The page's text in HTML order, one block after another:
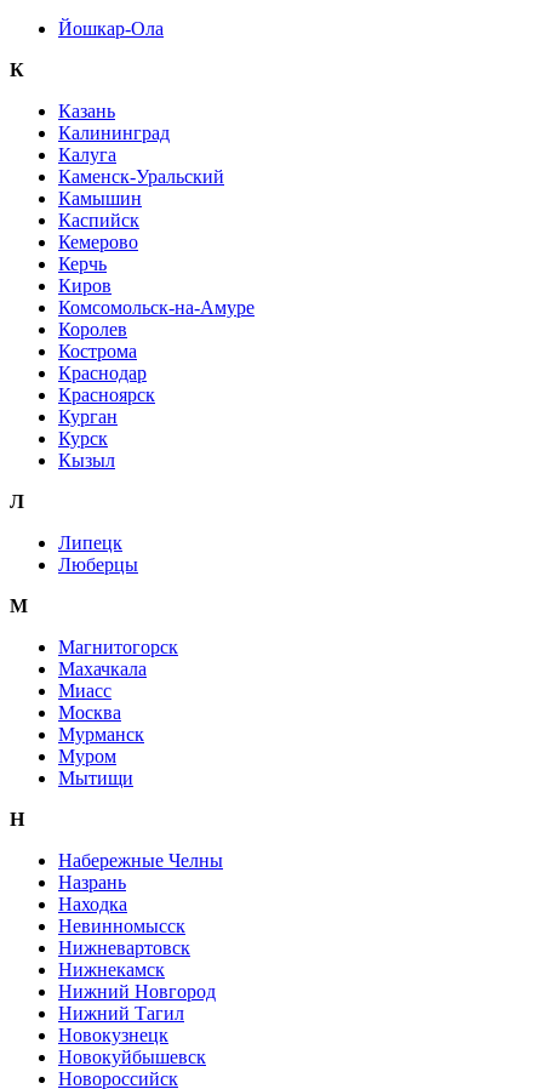
Йошкар-Ола
К
Казань
Калининград
Калуга
Каменск-Уральский
Камышин
Каспийск
Кемерово
Керчь
Киров
Комсомольск-на-Амуре
Королев
Кострома
Краснодар
Красноярск
Курган
Курск
Кызыл
Л
Липецк
Люберцы
М
Магнитогорск
Махачкала
Миасс
Москва
Мурманск
Муром
Мытищи
Н
Набережные Челны
Назрань
Находка
Невинномысск
Нижневартовск
Нижнекамск
Нижний Новгород
Нижний Тагил
Новокузнецк
Новокуйбышевск
Новороссийск